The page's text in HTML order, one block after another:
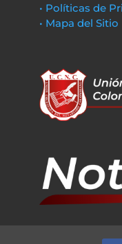
• Políticas de
• Mapa del Sitio